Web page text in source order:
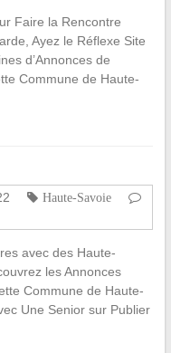
Faire la Rencontre
Ayez le Réflexe Site
d’Annonces de
Commune de Haute-
Haute-Savoie
avec des Haute-
les Annonces
Commune de Haute-
Une Senior sur Publier